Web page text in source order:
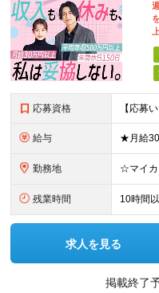
応募資格
給与
勤務地
残業時間 10時間
求人を見る
掲載終了